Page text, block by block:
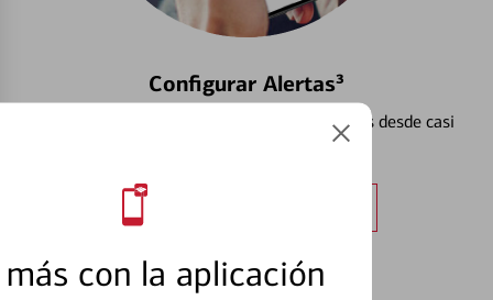
con la aplicación
Configurar Alertas³
Vea cómo mantener el control de sus finanzas desde casi